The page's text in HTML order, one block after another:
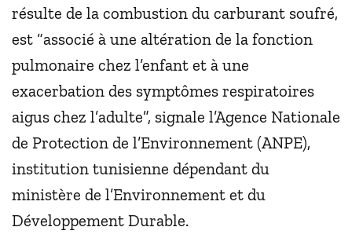
résulte de la combustion du carburant soufré,
est “associé à une altération de la fonction
pulmonaire chez l’enfant et à une
exacerbation des symptômes respiratoires
aigus chez l’adulte”, signale l’Agence Nationale
de Protection de l’Environnement (ANPE),
institution tunisienne dépendant du
ministère de l’Environnement et du
Développement Durable.